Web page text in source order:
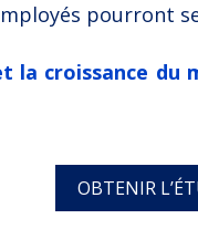
pourront
la croissance du
OBTENIR